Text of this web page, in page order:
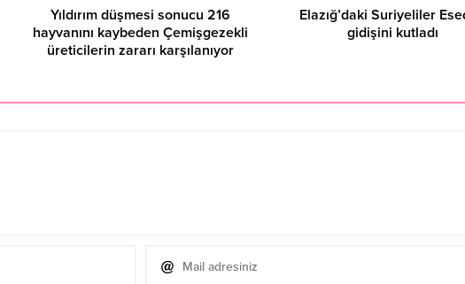
Yıldırım düşmesi sonucu 216
hayvanını kaybeden Çemişgezekli
üreticilerin zararı karşılanıyor
Elazığ’daki Suriyeliler
gidişini kutladı